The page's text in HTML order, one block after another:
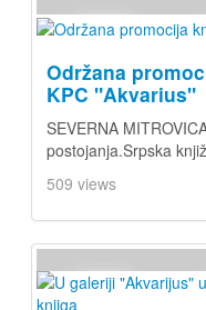
Održana
KPC "Akvarius"
SEVERNA
postojanja.Srpska
509 views